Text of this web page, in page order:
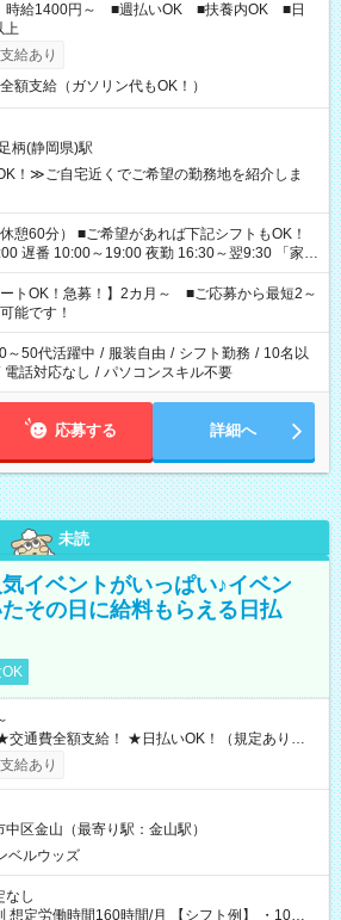
時給1400円～ ■週払いOK ■扶養内OK ■日
上
給あり
額支給（ガソリン代もOK！）
足柄(静岡県)駅
！≫ご自宅近くでご希望の勤務地を紹介しま
れば下記シフトもOK！
遅番 10:00～19:00 夜勤 16:30～翌9:30 「家族
たい」 「余裕を持って夕飯の準備がしたい」
はしたくない」 など、ご希望を教えてください
仕事の勤務時間。 合計で週40時間を超える場
せん。
ートOK！急募！】2カ月～ ■ご応募から最短2～
能です！
～50代活躍中 / 服装自由 / シフト勤務 / 10名以
電話対応なし / パソコンスキル不要
応募する 詳細へ
未読
イベントがいっぱい♪イベン
その日に給料もらえる日払
現金GET♪ お仕事後はコンビニATMから 日払
給あり
区金山（最寄り駅：金山駅）
ベルウッズ
なし
時間160時間/月 【シフト例】 ・10：